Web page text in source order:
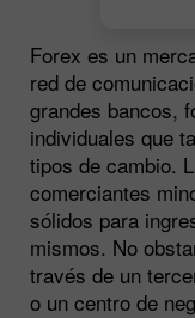
Forex es un
red de
grandes bancos,
individuales que
tipos de cambio.
comerciantes
sólidos para
mismos. No
través de un
o un centro de